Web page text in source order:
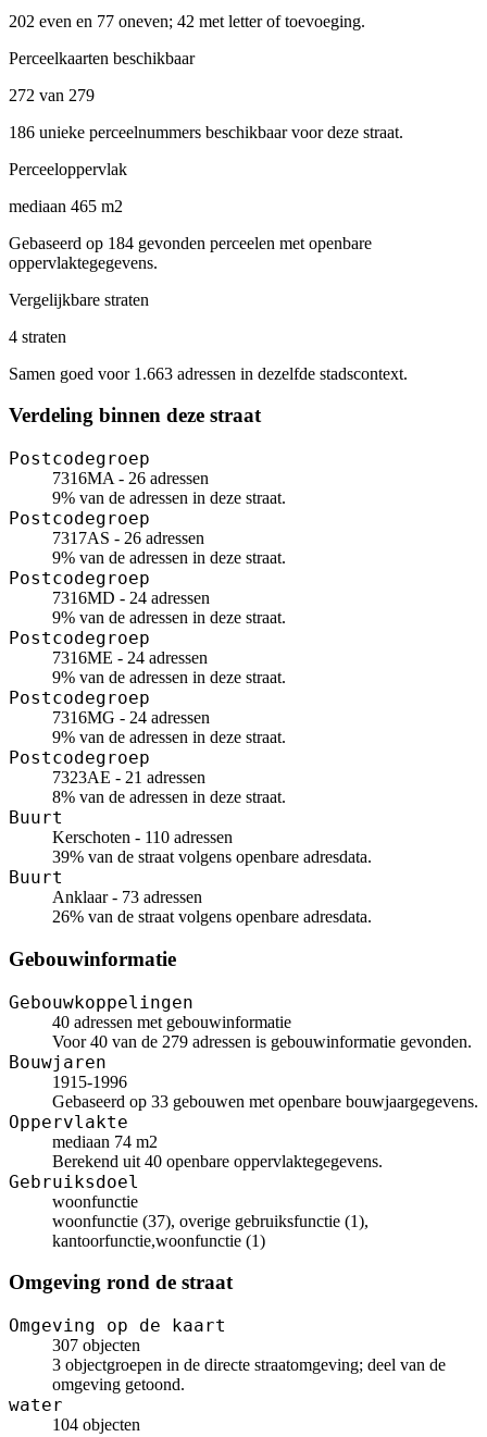
202 even en 77 oneven; 42 met letter of toevoeging.
Perceelkaarten beschikbaar
272 van 279
186 unieke perceelnummers beschikbaar voor deze straat.
Perceeloppervlak
mediaan 465 m2
Gebaseerd op 184 gevonden perceelen met openbare
oppervlaktegegevens.
Vergelijkbare straten
4 straten
Samen goed voor 1.663 adressen in dezelfde stadscontext.
Verdeling binnen deze straat
Postcodegroep
7316MA - 26 adressen
9% van de adressen in deze straat.
Postcodegroep
7317AS - 26 adressen
9% van de adressen in deze straat.
Postcodegroep
7316MD - 24 adressen
9% van de adressen in deze straat.
Postcodegroep
7316ME - 24 adressen
9% van de adressen in deze straat.
Postcodegroep
7316MG - 24 adressen
9% van de adressen in deze straat.
Postcodegroep
7323AE - 21 adressen
8% van de adressen in deze straat.
Buurt
Kerschoten - 110 adressen
39% van de straat volgens openbare adresdata.
Buurt
Anklaar - 73 adressen
26% van de straat volgens openbare adresdata.
Gebouwinformatie
Gebouwkoppelingen
40 adressen met gebouwinformatie
Voor 40 van de 279 adressen is gebouwinformatie gevonden.
Bouwjaren
1915-1996
Gebaseerd op 33 gebouwen met openbare bouwjaargegevens.
Oppervlakte
mediaan 74 m2
Berekend uit 40 openbare oppervlaktegegevens.
Gebruiksdoel
woonfunctie
woonfunctie (37), overige gebruiksfunctie (1),
kantoorfunctie,woonfunctie (1)
Omgeving rond de straat
Omgeving op de kaart
307 objecten
3 objectgroepen in de directe straatomgeving; deel van de
omgeving getoond.
water
104 objecten